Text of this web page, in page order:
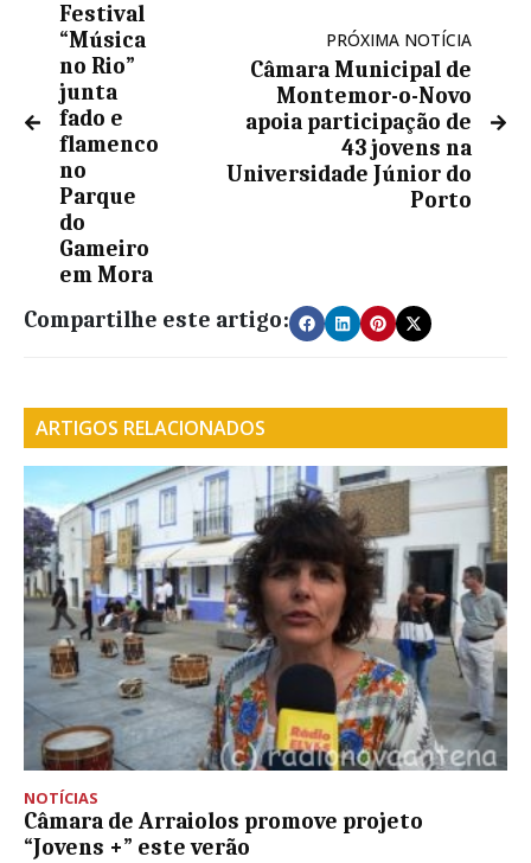
Festival
“Música
no Rio”
junta
fado e
flamenco
no
Parque
do
Gameiro
em Mora
PRÓXIMA NOTÍCIA
Câmara Municipal de
Montemor-o-Novo
apoia participação de
43 jovens na
Universidade Júnior do
Porto
Compartilhe este artigo:
ARTIGOS RELACIONADOS
NOTÍCIAS
Câmara de Arraiolos promove projeto
“Jovens +” este verão